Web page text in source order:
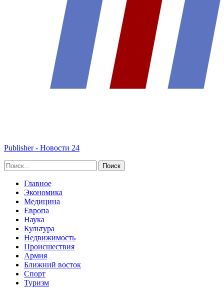
Publisher - Новости 24
Главное
Экономика
Медицина
Европа
Наука
Культура
Недвижимость
Происшествия
Армия
Ближний восток
Спорт
Туризм